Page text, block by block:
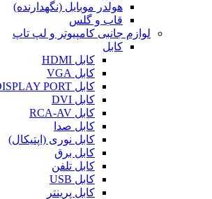
هولدر موبایل (نگهدارنده)
قاب و گلس
لوازم جانبی کامپیوتر و لپ تاپ
کابل
کابل HDMI
کابل VGA
کابل DISPLAY PORT
کابل DVI
کابل RCA-AV
کابل صدا
کابل نوری (اپتیکال)
کابل برق
کابل تلفن
کابل USB
کابل پرینتر